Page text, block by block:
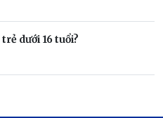
dưới 16 tuổi?